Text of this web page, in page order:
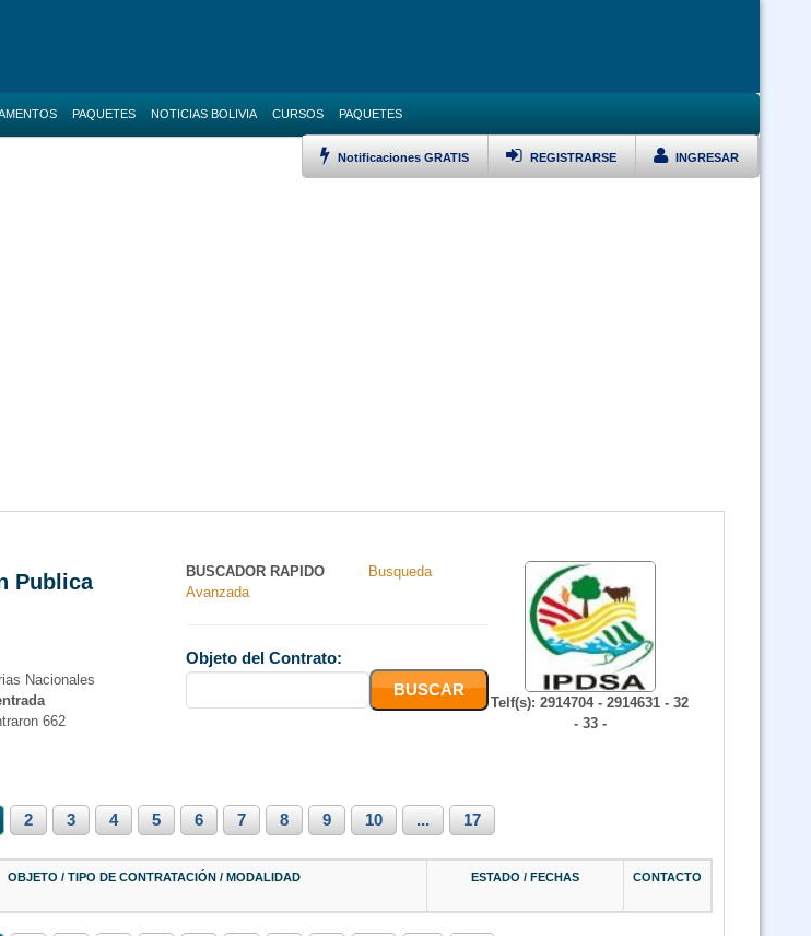
PAQUETES NOTICIAS BOLIVIA CURSOS
LISTAR TODOS LOS CURSOS
PAQUETES
INGRESAR
REGISTRARSE
Notificaciones GRATIS
Publica
Nacionales
662
BUSCADOR RAPIDO
Busqueda
Avanzada
Objeto del Contrato:
Telf(s): 2914704 - 2914631 - 32
- 33 -
2 3 4 5 6 7 8 9 10 ... 17
OBJETO / TIPO DE CONTRATACIÓN / MODALIDAD ESTADO / FECHAS CONTACTO